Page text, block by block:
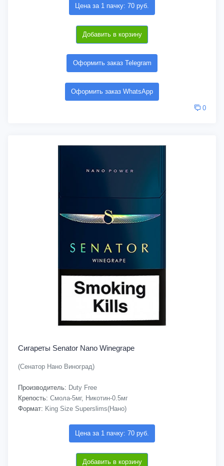
Цена за 1 пачку: 70 руб.
Добавить в корзину
Оформить заказ Telegram
Оформить заказ WhatsApp
0
Сигареты Senator Nano Winegrape
(Сенатор Нано Виноград)
Производитель: Duty Free
Крепость: Смола-5мг, Никотин-0.5мг
Формат: King Size Superslims(Нано)
Цена за 1 пачку: 70 руб.
Добавить в корзину